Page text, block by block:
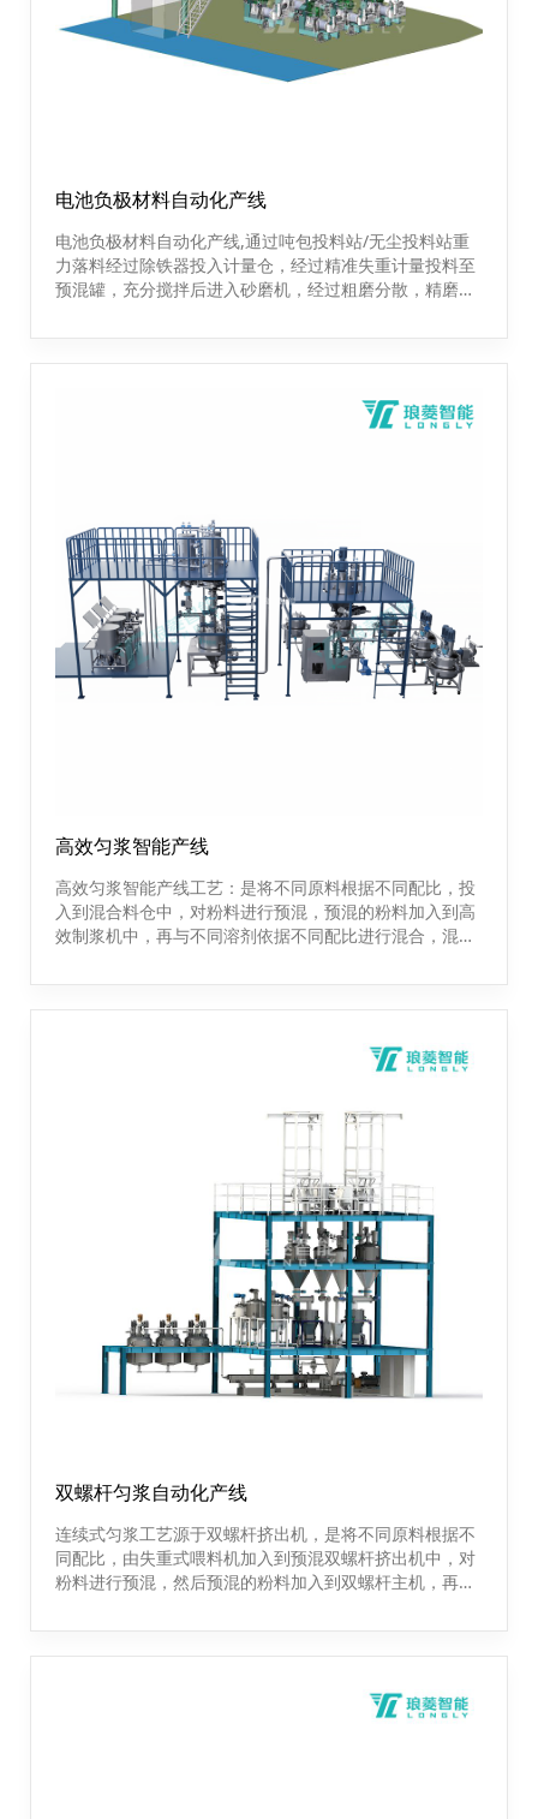
电池负极材料自动化产线
电池负极材料自动化产线,通过吨包投料站/无尘投料站重
力落料经过除铁器投入计量仓，经过精准失重计量投料至
预混罐，充分搅拌后进入砂磨机，经过粗磨分散，精磨分
序。
高效匀浆智能产线
高效匀浆智能产线工艺：是将不同原料根据不同配比，投
入到混合料仓中，对粉料进行预混，预混的粉料加入到高
效制浆机中，再与不同溶剂依据不同配比进行混合，混合
粉料和溶剂进口阀门，浆料从A罐进入高效制浆机进一步
混合，分散，浆料进入B搅拌罐中。
双螺杆匀浆自动化产线
连续式匀浆工艺源于双螺杆挤出机，是将不同原料根据不
同配比，由失重式喂料机加入到预混双螺杆挤出机中，对
粉料进行预混，然后预混的粉料加入到双螺杆主机，再与
筒内进行混合，啮合，剪切，分散，负压拉伸，抽排气，
使物料在混合过程中收到多元化分散，最终达到更好的混